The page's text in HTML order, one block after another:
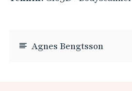
Agnes Bengtsson